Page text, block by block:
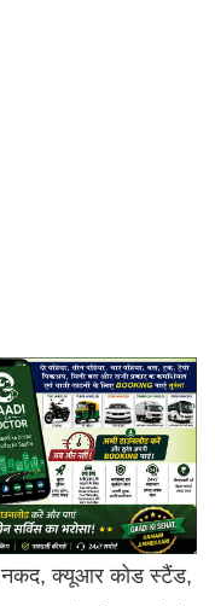
नकद, क्यूआर कोड स्टैंड,